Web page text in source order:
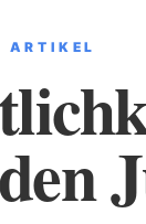
ARTIKEL